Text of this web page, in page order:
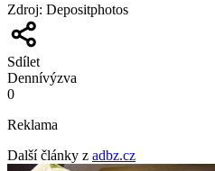
Zdroj: Depositphotos
Sdílet
Dennívýzva
0
Reklama
Další články z adbz.cz